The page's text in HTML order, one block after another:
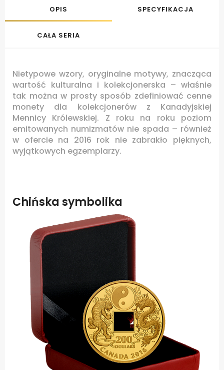
OPIS SPECYFIKACJA
CAŁA SERIA
Nietypowe wzory, oryginalne motywy, znacząca
wartość kulturalna i kolekcjonerska – właśnie
tak można w prosty sposób zdefiniować cenne
monety dla kolekcjonerów z Kanadyjskiej
Mennicy Królewskiej. Z roku na roku poziom
emitowanych numizmatów nie spada – również
w ofercie na 2016 rok nie zabrakło pięknych,
wyjątkowych egzemplarzy.
Chińska symbolika